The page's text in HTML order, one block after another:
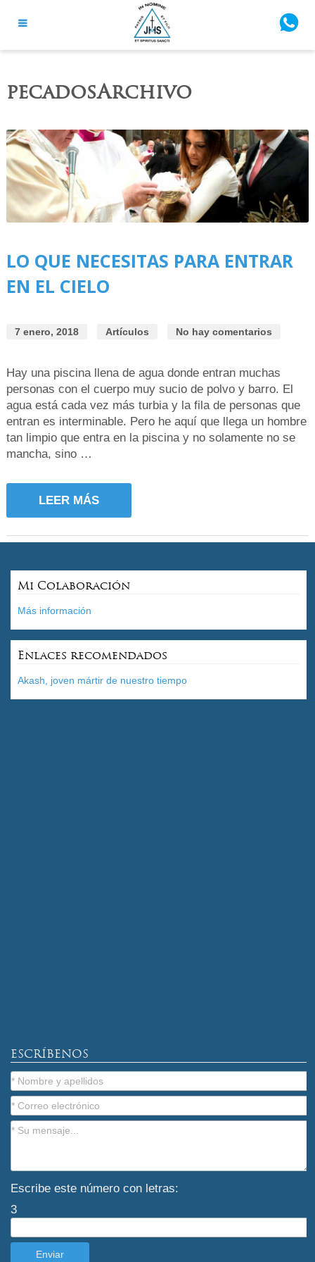
pecadosArchivo
LO QUE NECESITAS PARA ENTRAR
EN EL CIELO
7 enero, 2018 Artículos No hay comentarios
Hay una piscina llena de agua donde entran muchas
personas con el cuerpo muy sucio de polvo y barro. El
agua está cada vez más turbia y la fila de personas que
entran es interminable. Pero he aquí que llega un hombre
tan limpio que entra en la piscina y no solamente no se
mancha, sino …
LEER MÁS
Mi Colaboración
Más información
Enlaces recomendados
Akash, joven mártir de nuestro tiempo
ESCRÍBENOS
Escribe este número con letras:
3